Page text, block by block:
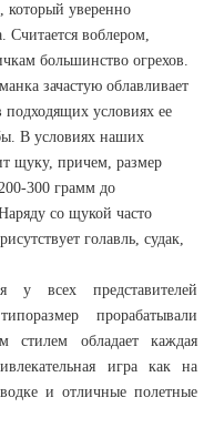
, который уверенно
Считается воблером,
большинство огрехов.
зачастую облавливает
условиях ее
В условиях наших
щуку, причем, размер
300 грамм до
со щукой часто
голавль, судак,
у всех представителей
прорабатывали
стилем обладает каждая
игра как на
и отличные полетные